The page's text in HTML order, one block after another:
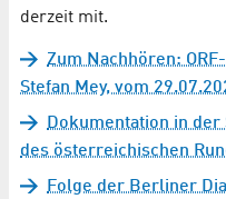
derzeit mit.
Zum Nachhören:
Stefan Mey, vom
Dokumentation in der
des österreichischen
Folge der Berliner